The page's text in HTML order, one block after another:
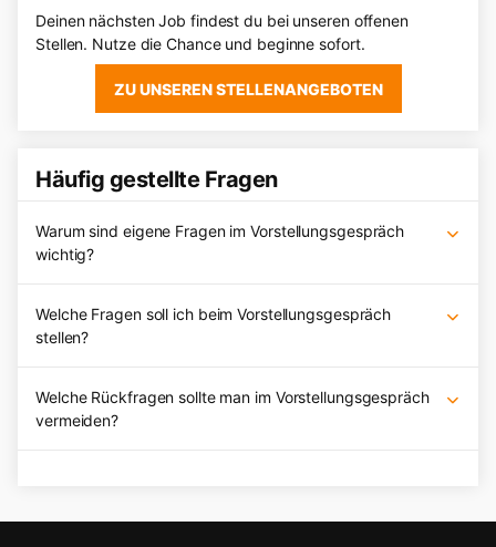
Deinen nächsten Job findest du bei unseren offenen
Stellen. Nutze die Chance und beginne sofort.
ZU UNSEREN STELLENANGEBOTEN
Häufig gestellte Fragen
Warum sind eigene Fragen im Vorstellungsgespräch
wichtig?
Welche Fragen soll ich beim Vorstellungsgespräch
stellen?
Welche Rückfragen sollte man im Vorstellungsgespräch
vermeiden?